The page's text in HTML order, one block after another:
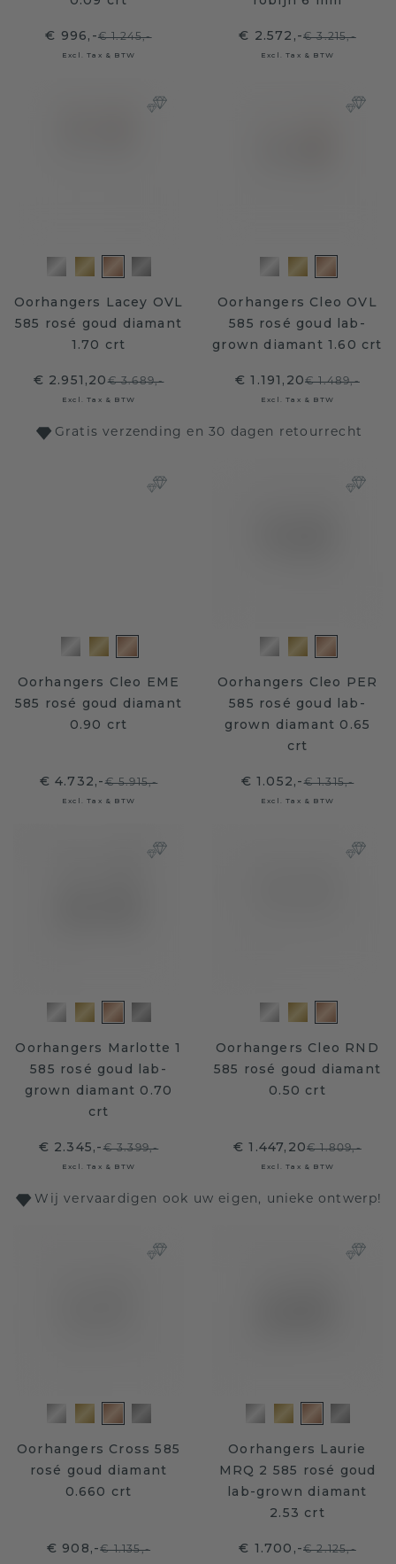
€ 996,-€ 1.245,-
Excl. Tax & BTW
€ 2.572,-€ 3.215,-
Excl. Tax & BTW
Oorhangers Lacey OVL
585 rosé goud diamant
1.70 crt
€ 2.951,20€ 3.689,-
Excl. Tax & BTW
Oorhangers Cleo OVL
585 rosé goud lab-
grown diamant 1.60 crt
€ 1.191,20€ 1.489,-
Excl. Tax & BTW
Gratis verzending en 30 dagen retourrecht
Oorhangers Cleo EME
585 rosé goud diamant
0.90 crt
€ 4.732,-€ 5.915,-
Excl. Tax & BTW
Oorhangers Cleo PER
585 rosé goud lab-
grown diamant 0.65
crt
€ 1.052,-€ 1.315,-
Excl. Tax & BTW
Oorhangers Marlotte 1
585 rosé goud lab-
grown diamant 0.70
crt
€ 2.345,-€ 3.399,-
Excl. Tax & BTW
Oorhangers Cleo RND
585 rosé goud diamant
0.50 crt
€ 1.447,20€ 1.809,-
Excl. Tax & BTW
Wij vervaardigen ook uw eigen, unieke ontwerp!
Oorhangers Cross 585
rosé goud diamant
0.660 crt
€ 908,-€ 1.135,-
Oorhangers Laurie
MRQ 2 585 rosé goud
lab-grown diamant
2.53 crt
€ 1.700,-€ 2.125,-